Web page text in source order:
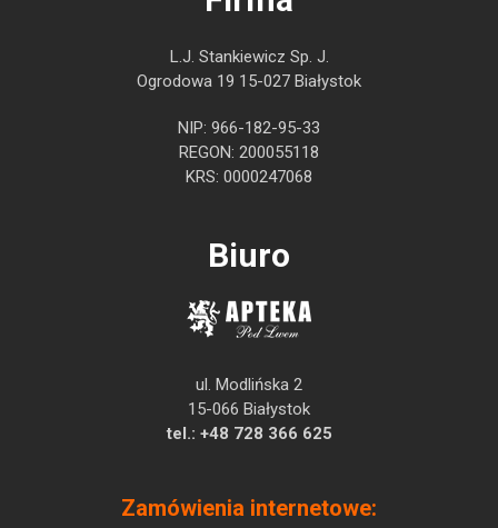
L.J. Stankiewicz Sp. J.
Ogrodowa 19 15-027 Białystok
NIP: 966-182-95-33
REGON: 200055118
KRS: 0000247068
Biuro
ul. Modlińska 2
15-066 Białystok
tel.: +48 728 366 625
Zamówienia internetowe: